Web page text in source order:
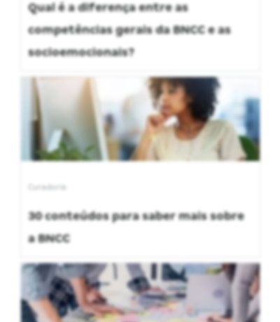
Qual é a diferença entre as
competências gerais da BNCC e as
socioemocionais?
Curadoria
30 conteúdos para saber mais sobre
a BNCC